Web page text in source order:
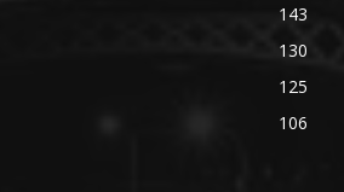
143
130
125
106